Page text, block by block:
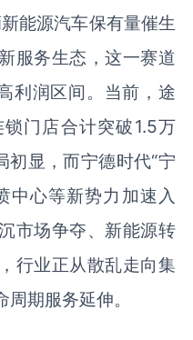
能源汽车保有量催生
服务生态，这一赛道
利润区间。当前，途
门店合计突破1.5万
初显，而宁德时代“宁
中心等新势力加速入
市场争夺、新能源转
行业正从散乱走向集
期服务延伸。